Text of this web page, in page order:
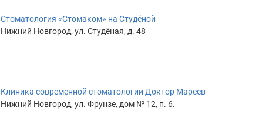
Стоматология «Стомаком» на Студёной
Нижний Новгород, ул. Студёная, д. 48
Клиника современной стоматологии Доктор Мареев
Нижний Новгород, ул. Фрунзе, дом № 12, п. 6.